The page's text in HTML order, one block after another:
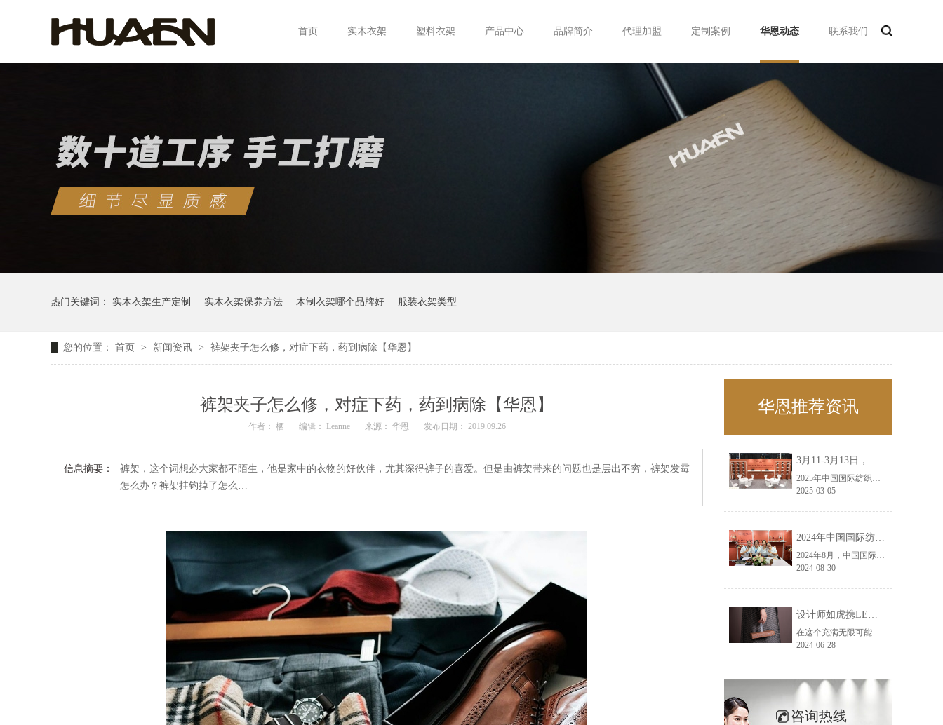
首页 实木衣架 塑料衣架 产品中心 品牌简介 代理加盟 定制案例 华恩动态 联系我们
热门关键词： 实木衣架生产定制 实木衣架保养方法 木制衣架哪个品牌好 服装衣架类型
您的位置： 首页 > 新闻资讯 > 裤架夹子怎么修，对症下药，药到病除【华恩】
裤架夹子怎么修，对症下药，药到病除【华恩】
作者： 栖 编辑： Leanne 来源： 华恩 发布日期： 2019.09.26
信息摘要：
裤架，这个词想必大家都不陌生，他是家中的衣物的好伙伴，尤其深得裤子的喜爱。但是由裤架带来的问题也是层出不穷，裤架发霉
怎么办？裤架挂钩掉了怎么…
华恩推荐资讯
3月11-3月13日，华恩诚邀您共赴上海面辅料春夏展——华恩
2025年中国国际纺织面料及辅料（春夏）博览会即将盛大开启！感谢您对华恩品牌的关注！3.11-3.13，杭州华恩（LEMONLEE）诚邀您共赴这场春日的宴会！
2025-03-05
2024年中国国际纺织面料及辅料（秋冬）博览会完美收官！——华恩
2024年8月，中国国际纺织面料及辅料（秋冬）博览会完美收官！作为一家拥有30年历史的专业衣架制造商，我们非常荣幸能够参与这一盛会，并在此期间与众多客户进行了广泛而深入的交流。
2024-08-30
设计师如虎携LEMONLEE红雪松礼盒荣获第六届未来·已来香港新锐当代设计奖铜奖
在这个充满无限可能的2024年夏季，LEMONLEE品牌设计师如虎以其非凡的创意与对自然的深刻理解，精心打造的红雪松木球礼盒，在“2024未来·已来——第六届香港新锐当代设计奖”中摘得铜奖。这不仅是对设计师如虎原创设计能力的嘉奖，更是对LEMONLEE品牌的高度认可。
2024-06-28
咨询热线